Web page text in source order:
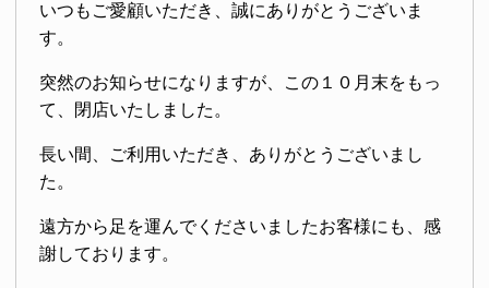
いつもご愛顧いただき、誠にありがとうございま
す。
突然のお知らせになりますが、この１０月末をもっ
て、閉店いたしました。
長い間、ご利用いただき、ありがとうございまし
た。
遠方から足を運んでくださいましたお客様にも、感
謝しております。